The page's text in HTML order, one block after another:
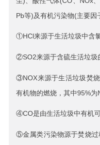
Pb等)及有机污染物(主要因
①HCl来源于生活垃圾中含氯
②SO2来源于含硫生活垃圾
③NOX来源于生活垃圾焚
有机物的燃烧，其中95%为
④CO是由生活垃圾中有机
⑤金属类污染物源于焚烧过